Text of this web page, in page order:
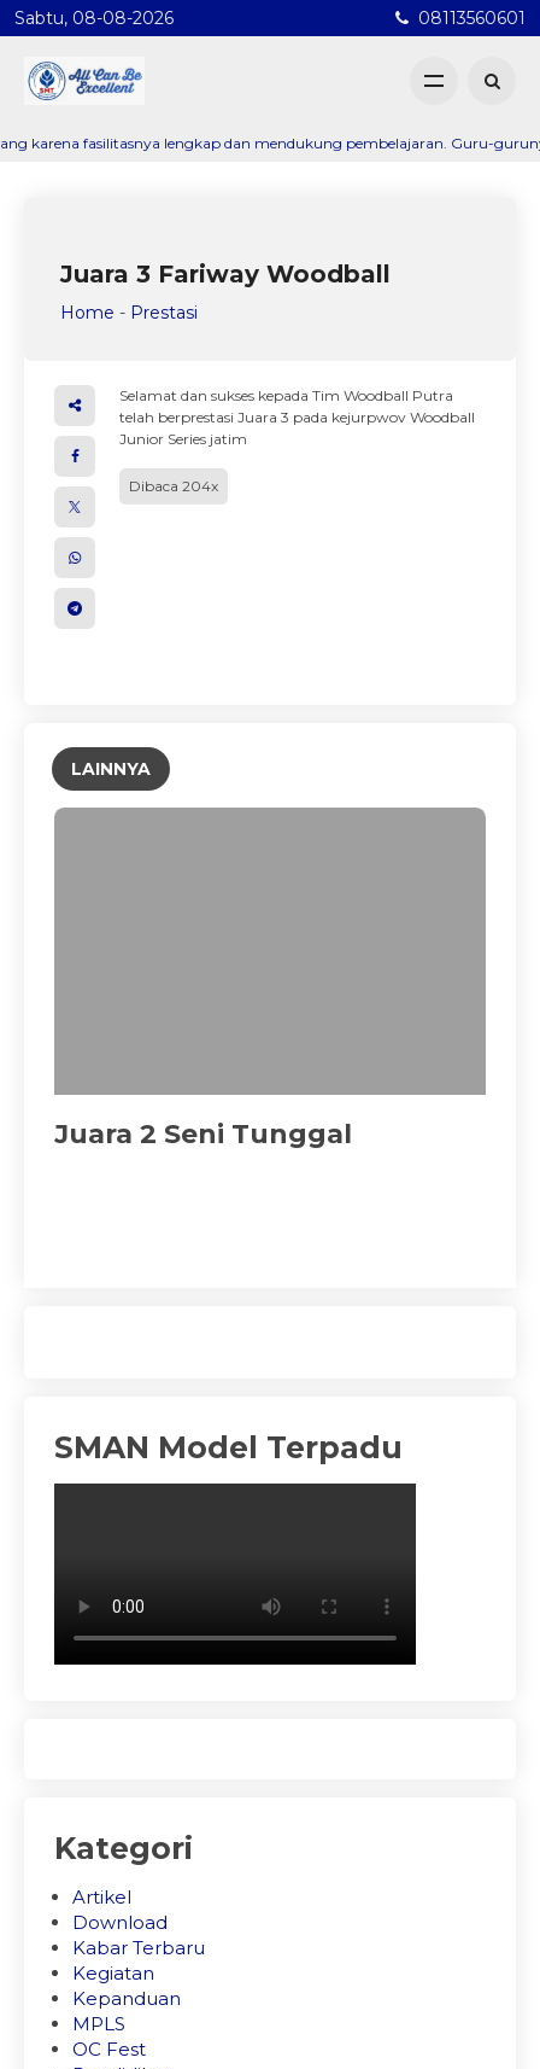
Sabtu, 08-08-2026 08113560601
fasilitasnya lengkap dan mendukung pembelajaran. Guru-gurunya
Juara 3 Fariway Woodball
Home - Prestasi
Selamat dan sukses kepada Tim Woodball Putra
telah berprestasi Juara 3 pada kejurpwov Woodball
Junior Series jatim
Dibaca 204x
LAINNYA
Juara 2 Seni Tunggal
SMAN Model Terpadu
Kategori
Artikel
Download
Kabar Terbaru
Kegiatan
Kepanduan
MPLS
OC Fest